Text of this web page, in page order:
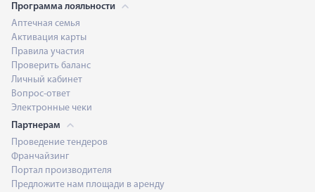
Программа лояльности
Аптечная семья
Активация карты
Правила участия
Проверить баланс
Личный кабинет
Вопрос-ответ
Электронные чеки
Партнерам
Проведение тендеров
Франчайзинг
Портал производителя
Предложите нам площади в аренду